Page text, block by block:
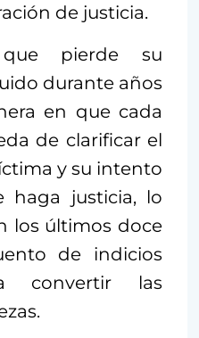
de justicia.
pierde su
durante años
en que cada
de clarificar el
y su intento
haga justicia, lo
los últimos doce
de indicios
convertir las